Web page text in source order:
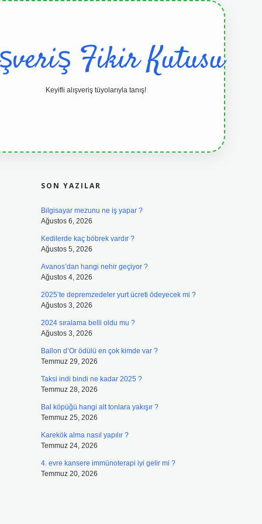
Fikir Kutusu
Keyifli alışveriş tüyolarıyla tanış!
SON YAZILAR
Bilgisayar mezunu ne iş yapar ?
Ağustos 6, 2026
Kedilerde kaç böbrek vardır ?
Ağustos 5, 2026
Avanos’dan hangi nehir geçiyor ?
Ağustos 4, 2026
2025’te depremzedeler yurt ücreti ödeyecek mi ?
Ağustos 3, 2026
2024 sıralama belli oldu mu ?
Ağustos 3, 2026
Ballon d’Or ödülü en çok kimde var ?
Temmuz 29, 2026
Taksi indi bindi ne kadar 2025 ?
Temmuz 28, 2026
Bal köpüğü hangi alt tonlara yakışır ?
Temmuz 25, 2026
Karekök alma nasıl yapılır ?
Temmuz 24, 2026
4. evre kansere immünoterapi iyi gelir mi ?
Temmuz 20, 2026